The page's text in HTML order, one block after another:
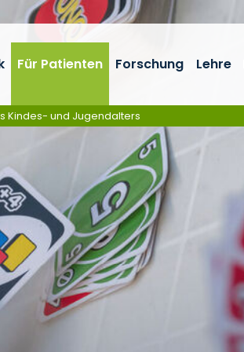
Für Patienten Forschung Lehre
Kindes- und Jugendalters